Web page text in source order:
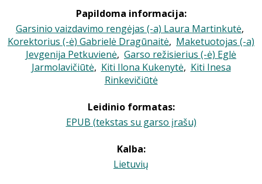
Papildoma informacija:
Garsinio vaizdavimo rengėjas (-a) Laura Martinkutė,
Korektorius (-ė) Gabrielė Dragūnaitė, Maketuotojas (-a)
Jevgenija Petkuvienė, Garso režisierius (-ė) Eglė
Jarmolavičiūtė, Kiti Ilona Kukenytė, Kiti Inesa
Rinkevičiūtė
Leidinio formatas:
EPUB (tekstas su garso įrašu)
Kalba:
Lietuvių